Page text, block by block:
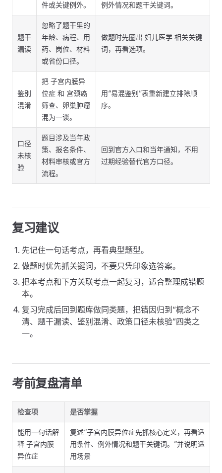
件或关键例外。
例外情况和题干关键词。
题干
漏读
忽略了题干里的
年龄、病程、用
药、岗位、材料
或省份口径。
做题时先圈出 妇儿医学 相关关键
词，再看选项。
鉴别
混淆
把 子宫内膜异
位症 和 宫颈癌
筛查、卵巢肿瘤
混为一谈。
用“易混鉴别”表重新建立排除顺
序。
口径
未核
验
题目涉及当年政
策、报名条件、
材料审核或官方
流程。
回到官方入口和当年通知，不用
过期经验替代官方口径。
复习建议
先记住一句话考点，再看典型题型。
做题时优先抓关键词，不要只凭印象选答案。
把本考点和下方关联考点一起复习，适合整理成错题
本。
复习完成后回到题库做同类题，把错因归到“概念不
清、题干漏读、鉴别混淆、政策口径未核验”四类之
一。
考前复盘清单
检查项 是否掌握
能用一句话解
释 子宫内膜
异位症
复述“子宫内膜异位症先抓核心定义，再看适
用条件、例外情况和题干关键词。”并说明适
用场景